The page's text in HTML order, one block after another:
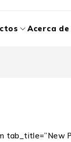
Acerca
tab_title=”New